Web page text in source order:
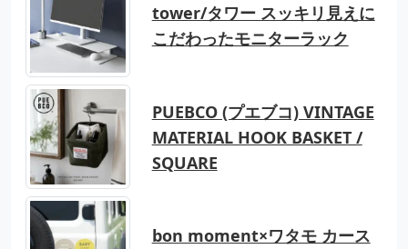
tower/タワー スッキリ見えに
こだわったモニターラック
PUEBCO (プエブコ) VINTAGE
MATERIAL HOOK BASKET /
SQUARE
bon moment×ワタモ カース